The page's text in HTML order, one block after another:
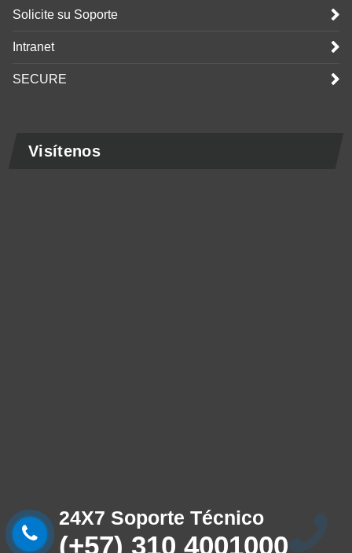
Solicite su Soporte
Intranet
SECURE
Visítenos
24X7 Soporte Técnico
(+57) 310 4001000